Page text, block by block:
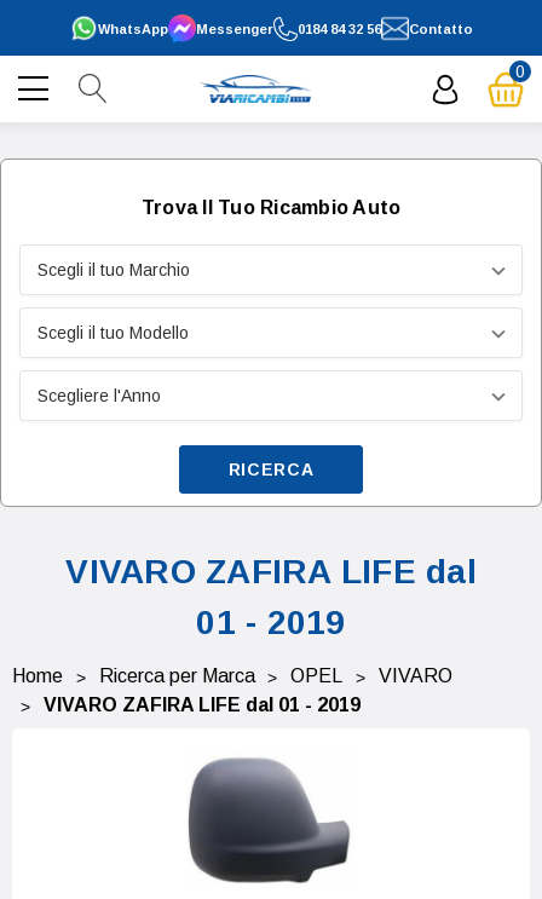
0184 84 32 56
WhatsApp Contatto
Messenger
0
Trova Il Tuo Ricambio Auto
RICERCA
VIVARO ZAFIRA LIFE dal
01 - 2019
Home Ricerca per Marca OPEL
VIVARO
VIVARO ZAFIRA LIFE dal 01 - 2019